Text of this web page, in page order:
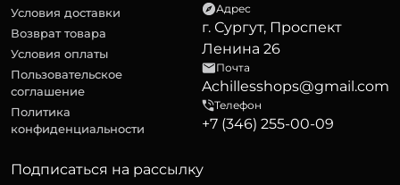
Условия доставки
Возврат товара
Условия оплаты
Пользовательское
соглашение
Политика
конфиденциальности
Адрес
г. Сургут, Проспект
Ленина 26
Почта
Achillesshops@gmail.com
Телефон
+7 (346) 255-00-09
Подписаться на рассылку